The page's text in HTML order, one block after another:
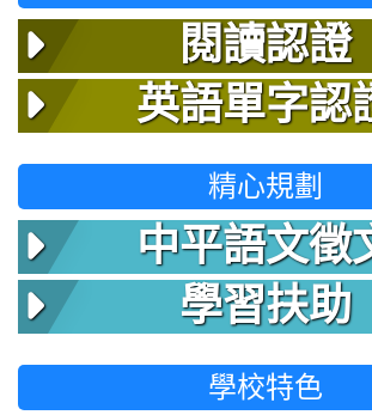
閱讀認證
英語單字認
精心規劃
中平語文徵
學習扶助
學校特色